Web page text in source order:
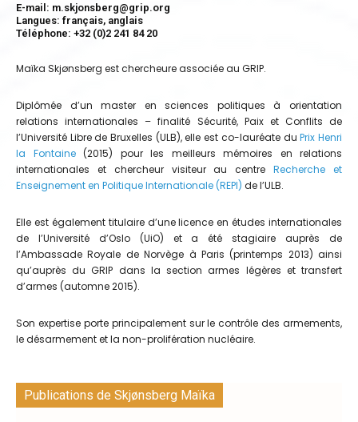
E-mail: m.skjonsberg@grip.org
Langues: français, anglais
Téléphone: +32 (0)2 241 84 20
Maïka Skjønsberg est chercheure associée au GRIP.
Diplômée d’un master en sciences politiques à orientation
relations internationales – finalité Sécurité, Paix et Conflits de
l’Université Libre de Bruxelles (ULB), elle est co-lauréate duPrix Henri
la Fontaine(2015) pour les meilleurs mémoires en relations
internationales et chercheur visiteur au centreRecherche et
Enseignement en Politique Internationale (REPI) de l’ULB.
Elle est également titulaire d’une licence en études internationales
de l’Université d’Oslo (UiO) et a été stagiaire auprès de
l’Ambassade Royale de Norvège à Paris (printemps 2013) ainsi
qu’auprès du GRIP dans la section armes légères et transfert
d’armes (automne 2015).
Son expertise porte principalement sur le contrôle des armements,
le désarmement et la non-prolifération nucléaire.
Publications de Skjønsberg Maïka